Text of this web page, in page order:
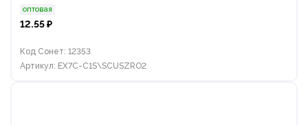
оптовая
12.55 ₽
Код Сонет: 12353
Артикул: EX7C-C1S\SCUSZRO2